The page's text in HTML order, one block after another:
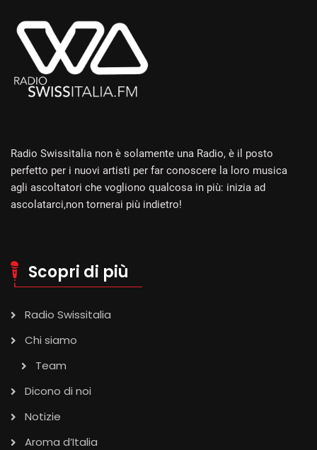
Radio Swissitalia non è solamente una Radio, è il posto
perfetto per i nuovi artisti per far conoscere la loro musica
agli ascoltatori che vogliono qualcosa in più: inizia ad
ascolatarci,non tornerai più indietro!
Scopri di più
Radio Swissitalia
Chi siamo
Team
Dicono di noi
Notizie
Aroma d’Italia